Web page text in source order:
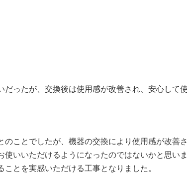
ったが、交換後は使用感が改善され、安心して
ことでしたが、機器の交換により使用感が改善
いいただけるようになったのではないかと思いま
とを実感いただける工事となりました。